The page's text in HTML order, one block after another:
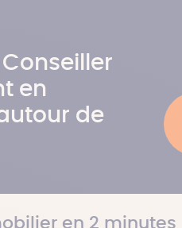
Conseiller
en
de
en 2 minutes